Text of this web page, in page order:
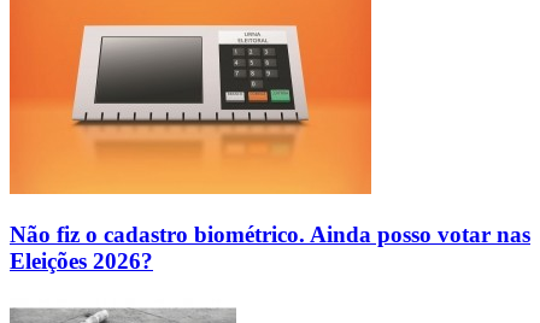
Não fiz o cadastro biométrico. Ainda posso votar nas
Eleições 2026?